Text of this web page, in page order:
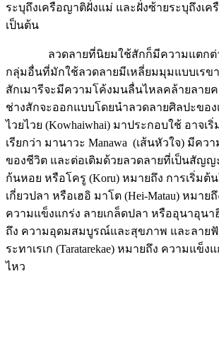
ระบุถึงเครือญาติฝั่งแม่ และฝั่งซ้ายระบุถึงเค
เป็นต้น
ลวดลายที่นิยมใช้สักก็มีความแตกต่า
กลุ่มอื่นที่มักใช้ลวดลายมีเหลี่ยมมุมแบบเร
สักเมารีจะมีความโค้งมนลื่นไหลคล้ายลาย
ช่างสักจะออกแบบโดยนำลวดลายศิลปะของ
ไวยไวย (Kowhaiwhai) มาประกอบใช้ อาจเ
เรียกว่า มานาวะ Manawa (เส้นหัวใจ) มีคว
ของชีวิต และต่อเติมด้วยลวดลายที่เป็นสัญญ
ก้นหอย หรือโครู (Koru) หมายถึง การเริ่มต้
เกี่ยวปลา หรือเฮอิ มาโต (Hei-Matau) หมาย
ความแข็งแกร่ง ลายเกล็ดปลา หรืออุนาอุนา
ถึง ความอุดมสมบูรณ์และสุขภาพ และลาย
ระทาเรเก (Taratarekae) หมายถึง ความแข็
ไหว